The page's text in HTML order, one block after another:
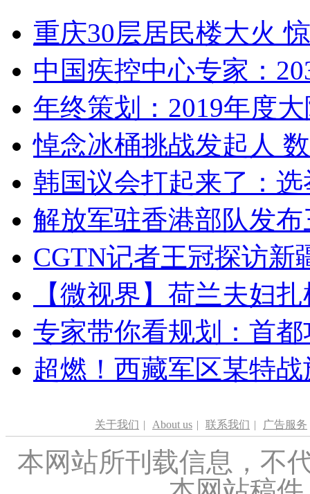
重庆30层居民楼大火
中国疾控中心专家：
年终策划：2019年度
悼念冰桶挑战发起人
韩国议会打起来了：
解放军驻香港部队发
CGTN记者王冠探访新
【微视界】荷兰夫妇
专家带你看规划：首
超燃！西藏军区某特
关于我们 | About us | 联系我们 | 广告服务
本网站所刊载信息，不